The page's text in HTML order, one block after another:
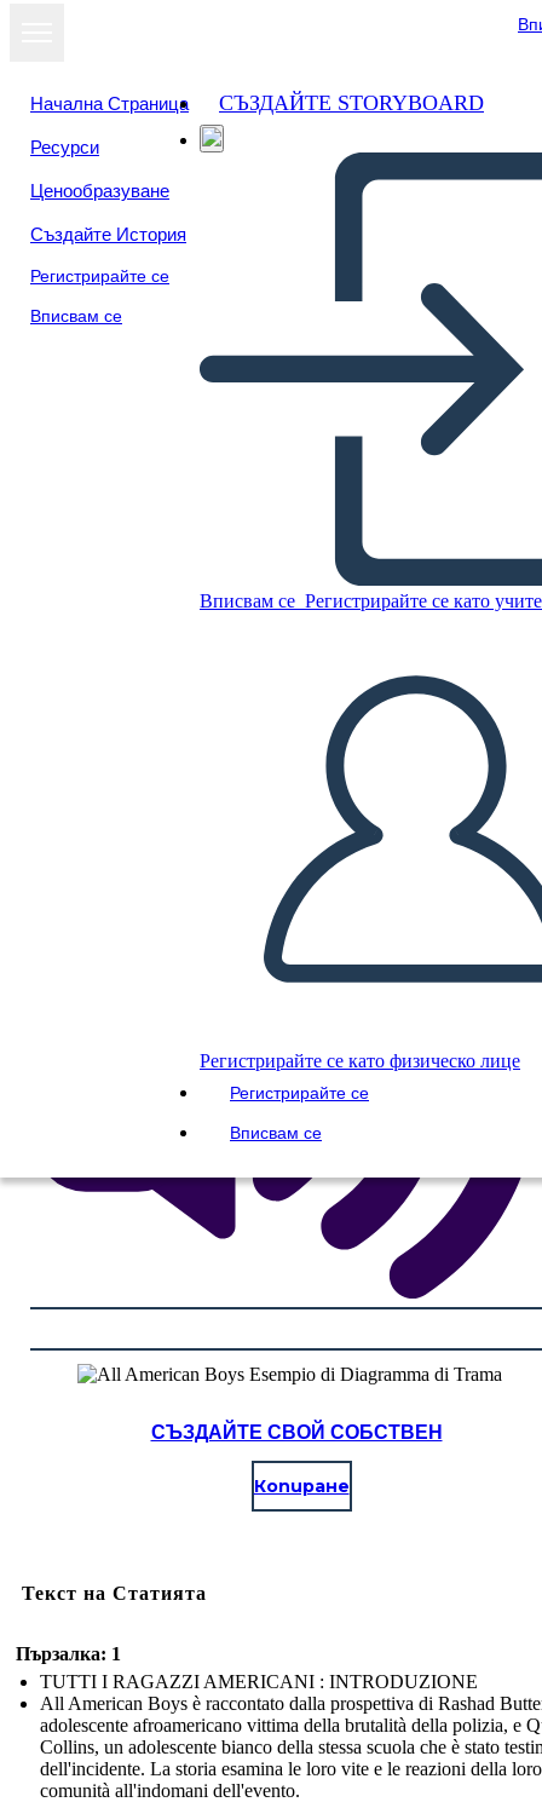
Начална Страница
Ресурси
Ценообразуване
Създайте История
Регистрирайте се
Вписвам се
СЪЗДАЙТЕ STORYBOARD
Вписвам се Регистрирайте се като
Регистрирайте се като физическо лице
Регистрирайте се
Вписвам се
All American Boys Esempio
di Diagramma di Trama
Копирайте този Storyboard
СЪЗДАЙТЕ СЦЕНАРИЙ
ПУСКАНЕ НА СЛАЙДШОУ
ЧЕТИ МИ
СЪЗДАЙТЕ СВОЙ СОБСТВЕН
Копиране
Текст на Статията
Пързалка: 1
TUTTI I RAGAZZI AMERICANI : INTRODUZIONE
All American Boys è raccontato dalla prospettiva di Rashad
adolescente afroamericano vittima della brutalità della polizia, e
Collins, un adolescente bianco della stessa scuola che è stato
dell'incidente. La storia esamina le loro vite e le reazioni della loro
comunità all'indomani dell'evento.